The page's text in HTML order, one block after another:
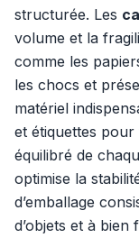
structurée. Les
volume et la
comme les
les chocs et
matériel
et étiquettes pour
équilibré de
optimise la
d’emballage
d’objets et à